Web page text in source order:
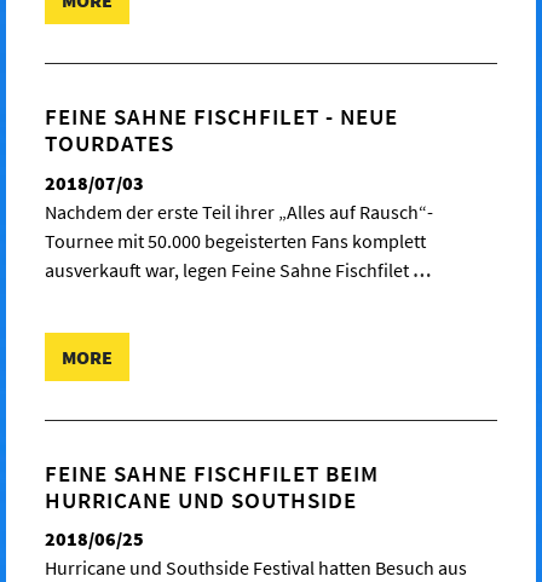
FEINE SAHNE FISCHFILET - NEUE
TOURDATES
2018/07/03
Nachdem der erste Teil ihrer „Alles auf Rausch“-
Tournee mit 50.000 begeisterten Fans komplett
ausverkauft war, legen Feine Sahne Fischfilet …
MORE
FEINE SAHNE FISCHFILET BEIM
HURRICANE UND SOUTHSIDE
2018/06/25
Hurricane und Southside Festival hatten Besuch aus